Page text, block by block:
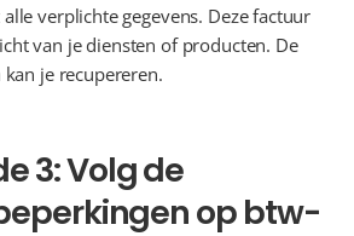
verplichte gegevens. Deze factuur
van je diensten of producten. De
je recupereren.
3: Volg de
op btw-